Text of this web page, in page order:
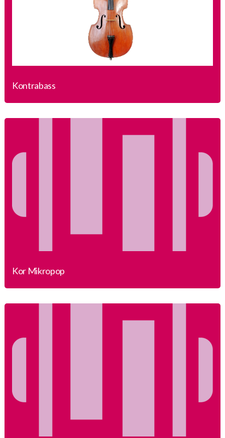
Kontrabass
Kor Mikropop